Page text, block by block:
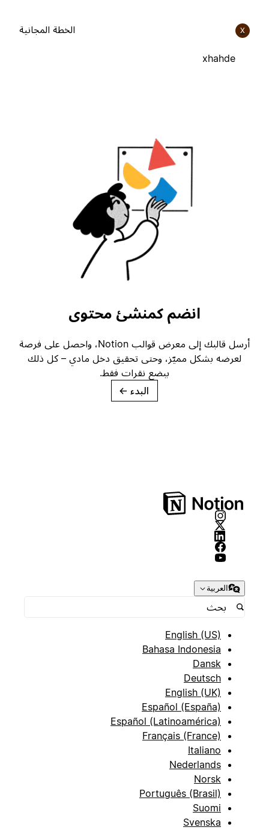
xhahde
الخطة المجانية
انضم كمنشئ محتوى
أرسل قالبك إلى معرض قوالب Notion، واحصل على فرصة
لعرضه بشكل مميّز، وحتى تحقيق دخل مادي – كل ذلك
ببضع نقرات فقط.
→
العربية
English (US)
Bahasa Indonesia
Dansk
Deutsch
English (UK)
Español (España)
Español (Latinoamérica)
Français (France)
Italiano
Nederlands
Norsk
Português (Brasil)
Suomi
Svenska